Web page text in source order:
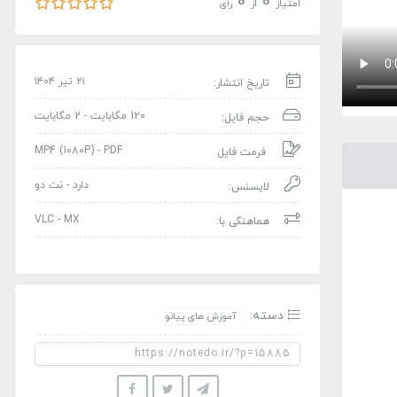
امتیاز از رأی
تاریخ انتشار: ۲۱ تیر ۱۴۰۴
حجم فایل: 120 مگابایت - 2 مگابایت
فرمت فایل MP4 (1080P) - PDF
لایسنس: دارد - نت دو
هماهنگی با: VLC - MX
دسته: آموزش های پیانو